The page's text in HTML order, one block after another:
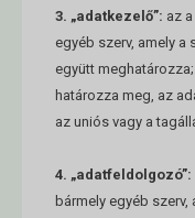
3. „adatkezelő”: az
egyéb szerv, amely
együtt
határozza meg, az
az uniós vagy a
4. „adatfeldolgozó”:
bármely egyéb